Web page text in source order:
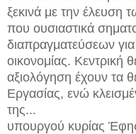
ξεκινά με την
που ουσιαστικά
διαπραγματεύσεων για
οικονομίας. Κεντρική
αξιολόγηση έχουν τα
Εργασίας, ενώ
της...
υπουργού κυρίας